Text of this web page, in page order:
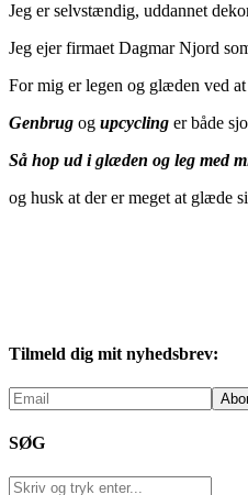
Jeg er selvstændig, uddannet
Jeg ejer firmaet Dagmar Njord
For mig er legen og glæden ved
Genbrug og upcycling er både
Så hop ud i glæden og leg med
og husk at der er meget at glæde
Tilmeld dig mit nyhedsbrev:
SØG